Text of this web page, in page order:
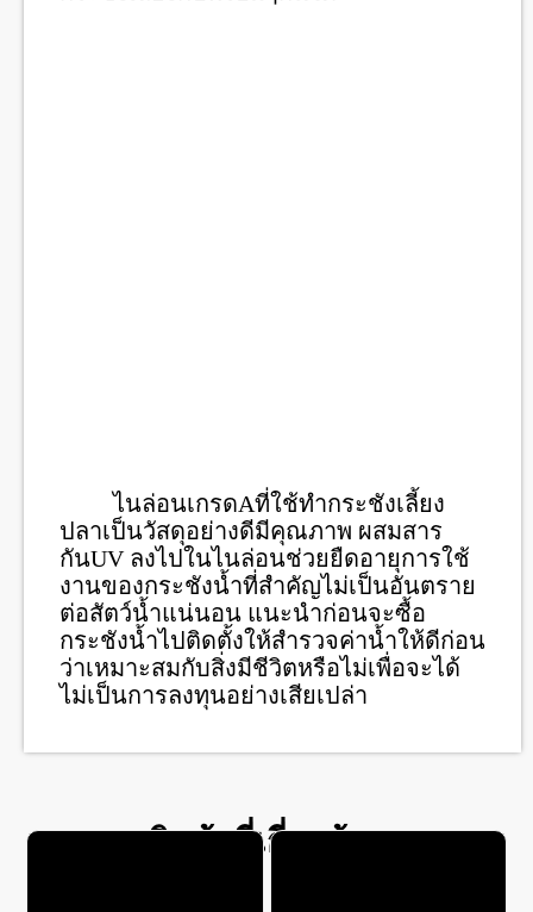
ไนล่อนเกรดAที่ใช้ทำกระชังเลี้ยง
ปลาเป็นวัสดุอย่างดีมีคุณภาพ ผสมสาร
กันUV ลงไปในไนล่อนช่วยยืดอายุการใช้
งานของกระชังน้ำที่สำคัญไม่เป็นอันตราย
ต่อสัตว์น้ำแน่นอน แนะนำก่อนจะซื้อ
กระชังน้ำไปติดตั้งให้สำรวจค่าน้ำให้ดีก่อน
ว่าเหมาะสมกับสิ่งมีชีวิตหรือไม่เพื่อจะได้
ไม่เป็นการลงทุนอย่างเสียเปล่า
สินค้าที่เกี่ยวข้อง